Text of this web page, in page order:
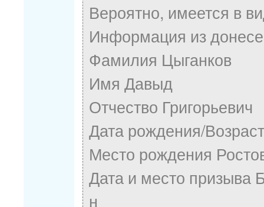
Вероятно, имеется в
Информация из
Фамилия Цыганков
Имя Давыд
Отчество Григорьевич
Дата рождения/
Место рождения
Дата и место призыва
н